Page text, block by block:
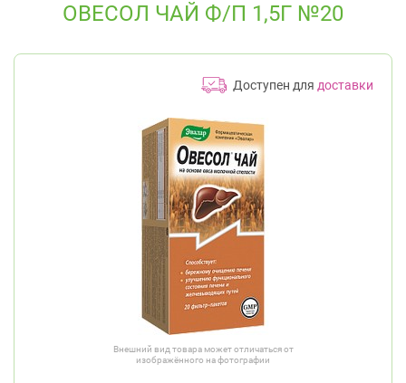
ОВЕСОЛ ЧАЙ Ф/П 1,5Г №20
Доступен для доставки
Внешний вид товара может отличаться от
изображённого на фотографии